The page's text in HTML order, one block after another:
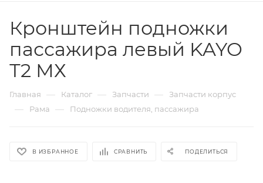
Кронштейн подножки
пассажира левый KAYO
Т2 МХ
Главная — Каталог — Запчасти — Запчасти корпус
— Рама — Подножки водителя, пассажира
В ИЗБРАННОЕ СРАВНИТЬ ПОДЕЛИТЬСЯ